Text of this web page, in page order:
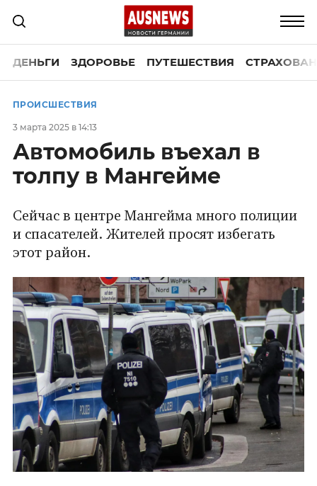
ДЕНЬГИ ЗДОРОВЬЕ ПУТЕШЕСТВИЯ
ПРОИСШЕСТВИЯ
3 марта 2025 в 14:13
Автомобиль въехал в
толпу в Мангейме
Сейчас в центре Мангейма много полиции
и спасателей. Жителей просят избегать
этот район.